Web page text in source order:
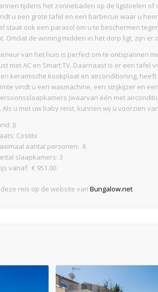
tijdens het zonnebaden op de ligstoelen of
u een grote tafel en een barbecue waar u
staat ook een parasol om u te beschermen
Omdat de woning midden in het dorp ligt, zijn er
van het huis is perfect om te ontspannen
met AC en Smart TV. Daarnaast is er een
keramische kookplaat en airconditioning,
vindt u een wasmachine, een strijkijzer en
(waarvan één met
Als u met uw baby reist, kunnen wij u voorzien
)}
Costitx
aantal personen: 6
slaapkamers: 3
vanaf: € 951.00
deze reis op de website vanBungalow.net